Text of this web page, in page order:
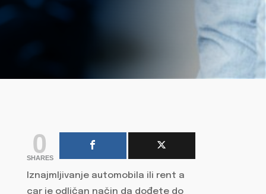
0
SHARES
Iznajmljivanje automobila ili rent a
car je odličan način da dođete do